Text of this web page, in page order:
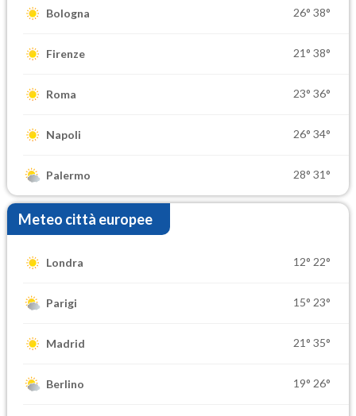
Bologna 26° 38°
Firenze 21° 38°
Roma 23° 36°
Napoli 26° 34°
Palermo 28° 31°
Meteo città europee
Londra 12° 22°
Parigi 15° 23°
Madrid 21° 35°
Berlino 19° 26°